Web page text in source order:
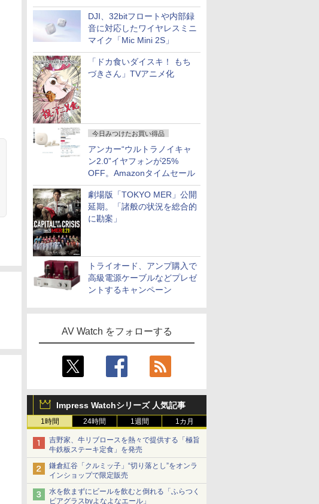
DJI、32bitフロートや内部録
音に対応したワイヤレスミニ
マイク「Mic Mini 2S」
「ドカ食いダイスキ！ もち
づきさん」TVアニメ化
今日みつけたお買い得品
アンカー“ウルトラノイキャ
ン2.0”イヤフォンが25%
OFF。Amazonタイムセール
劇場版「TOKYO MER」公開
延期。「諸般の状況を総合的
に勘案」
トライオード、アンプ購入で
高級電源ケーブルなどプレゼ
ントするキャンペーン
AV Watch をフォローする
Impress Watchシリーズ 人気記事
1時間 24時間 1週間 1カ月
吉野家、牛リブロースを熱々で提供する「極旨
牛鉄板ステーキ定食」を発売
鎌倉紅谷「クルミッ子」“切り落とし”をオンラ
インショップで限定販売
水を飲まずにビールを飲むと倒れる「ふらつく
ビアグラスbyよなよなエール」